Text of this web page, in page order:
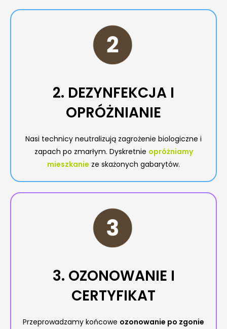
2. DEZYNFEKCJA I
OPRÓŻNIANIE
Nasi technicy neutralizują zagrożenie biologiczne i
zapach po zmarłym. Dyskretnie opróżniamy
mieszkanie ze skażonych gabarytów.
3. OZONOWANIE I
CERTYFIKAT
Przeprowadzamy końcowe ozonowanie po zgonie